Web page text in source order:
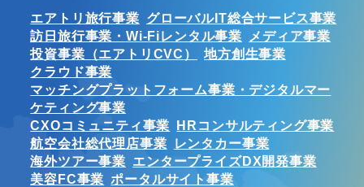
エアトリ旅行事業 グローバルIT総合サービス事業
訪日旅行事業・Wi-Fiレンタル事業
メディア事業
投資事業（エアトリCVC）
地方創生事業
クラウド事業
マッチングプラットフォーム事業・デジタルマー
ケティング事業
CXOコミュニティ事業 HRコンサルティング事業
航空会社総代理店事業
レンタカー事業
海外ツアー事業 エンタープライズDX開発事業
美容FC事業 ポータルサイト事業